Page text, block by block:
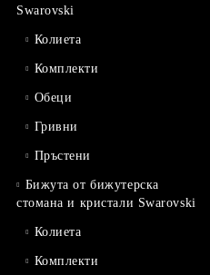
Swarovski
Колиета
Комплекти
Обеци
Гривни
Пръстени
Бижута от бижутерска
стомана и кристали Swarovski
Колиета
Комплекти